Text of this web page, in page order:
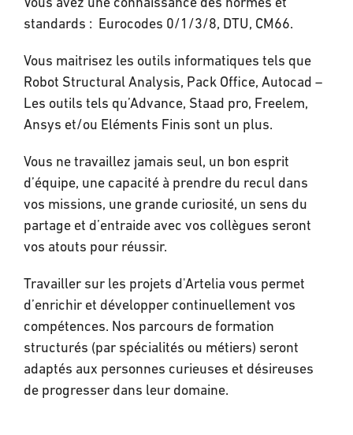
Vous avez une connaissance des normes et
standards : Eurocodes 0/1/3/8, DTU, CM66.
Vous maitrisez les outils informatiques tels que
Robot Structural Analysis, Pack Office, Autocad –
Les outils tels qu’Advance, Staad pro, Freelem,
Ansys et/ou Eléments Finis sont un plus.
Vous ne travaillez jamais seul, un bon esprit
d’équipe, une capacité à prendre du recul dans
vos missions, une grande curiosité, un sens du
partage et d’entraide avec vos collègues seront
vos atouts pour réussir.
Travailler sur les projets d'Artelia vous permet
d’enrichir et développer continuellement vos
compétences. Nos parcours de formation
structurés (par spécialités ou métiers) seront
adaptés aux personnes curieuses et désireuses
de progresser dans leur domaine.